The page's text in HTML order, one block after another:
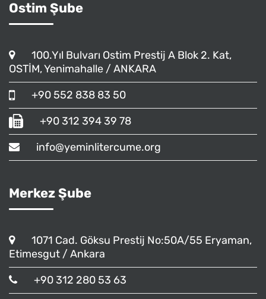
Ostim Şube
100.Yıl Bulvarı Ostim Prestij A Blok 2. Kat,
OSTİM, Yenimahalle / ANKARA
+90 552 838 83 50
+90 312 394 39 78
info@yeminlitercume.org
Merkez Şube
1071 Cad. Göksu Prestij No:50A/55 Eryaman,
Etimesgut / Ankara
+90 312 280 53 63